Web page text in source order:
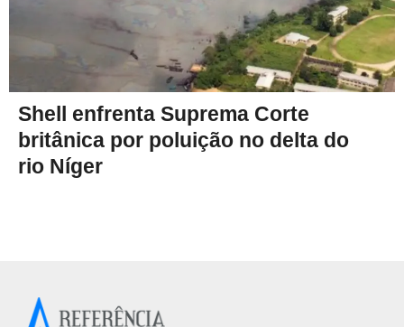
Shell enfrenta Suprema Corte
britânica por poluição no delta do
rio Níger